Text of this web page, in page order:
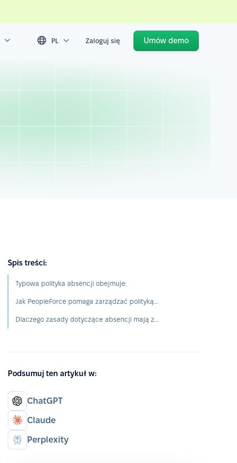
PL Zaloguj się Umów demo
Spis treści:
Typowa polityka absencji obejmuje:
Jak PeopleForce pomaga zarządzać polityką absencji
Dlaczego zasady dotyczące absencji mają znaczenie w praktyce
Podsumuj ten artykuł w:
ChatGPT
Claude
Perplexity